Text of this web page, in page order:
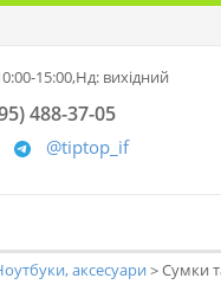
15:00,Нд: вихідний
488-37-05
@tiptop_if
аксесуари Сумки